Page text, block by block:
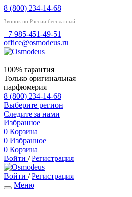
8 (800) 234-14-68
Звонок по России бесплатный
+7 985-451-49-51
office@osmodeus.ru
100% гарантия
Только оригинальная
парфюмерия
8 (800) 234-14-68
Выберите регион
Следите за нами
Избранное
0 Корзина
0 Избранное
0 Корзина
Войти / Регистрация
Войти / Регистрация
Меню